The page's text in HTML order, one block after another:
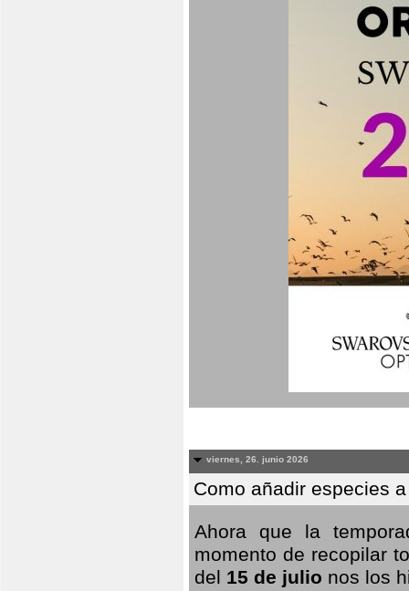
viernes, 26. junio 2026
Como añadir especies
Ahora que la
momento de recopilar
del 15 de julio nos los